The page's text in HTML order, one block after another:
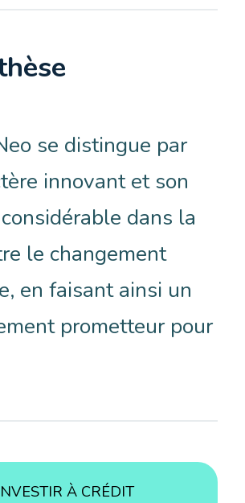
se distingue par
innovant et son
dans la
le changement
en faisant ainsi un
prometteur pour
À CRÉDIT